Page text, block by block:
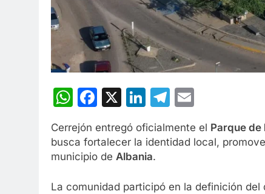
WhatsApp
Facebook
X LinkedIn
Telegram
Cerrejón entregó oficialmente el Parque de
busca fortalecer la identidad local,
municipio de Albania.
La comunidad participó en la definición